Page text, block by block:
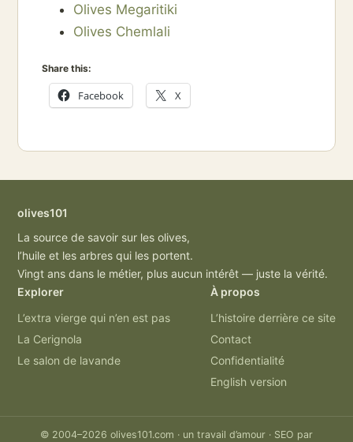
Olives Megaritiki
Olives Chemlali
Share this:
Facebook X
olives101
La source de savoir sur les olives,
l’huile et les arbres qui les portent.
Vingt ans dans le métier, plus aucun intérêt — juste la vérité.
Explorer
L’extra vierge qui n’en est pas
La Cerignola
Le salon de lavande
À propos
L’histoire derrière ce site
Contact
Confidentialité
English version
© 2004–2026 olives101.com · un travail d’amour · SEO par